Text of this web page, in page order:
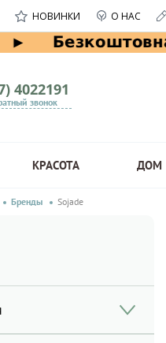
НОВИНКИ О НАС
4022191
звонок
КРАСОТА ДОМ
Бренды Sojade